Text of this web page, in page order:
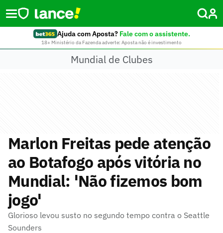
Ajuda com Aposta? Fale com o assistente.
18+ Ministério da Fazenda adverte: Aposta não é investimento
Mundial de Clubes
Marlon Freitas pede atenção
ao Botafogo após vitória no
Mundial: 'Não fizemos bom
jogo'
Glorioso levou susto no segundo tempo contra o Seattle
Sounders